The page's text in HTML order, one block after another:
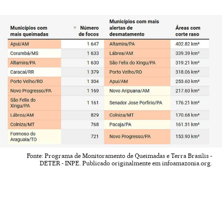
Fonte: Programa de Monitoramento de Queimadas e Terra Brasilis -
DETER - INPE. Publicado originalmente em infoamazonia.org.